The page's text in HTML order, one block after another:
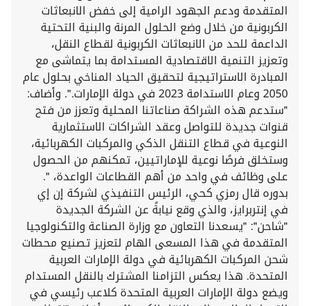
المتقدمة ودعم الجهود الرامية إلى خفض الانبعاثات
الكربونية من خلال وضع الحلول المرنة والبنية التحتية
الداعمة للحد من الانبعاثات الكربونية لقطاع النقل،
وتعزيز التنمية الاقتصادية المستدامة بما يتماشى مع
المبادرة الاستراتيجية لتحقيق الحياد المناخي بحلول عام
2050 وعام الاستدامة 2023 في دولة الإمارات.". وأضاف:
"ستدعم هذه الشراكة صناعاتنا المحلية وتعزز من فتح
قنوات جديدة للتواصل وعقد الشراكات الاستثمارية
النوعية في قطاع التنقل الذكي والمركبات الكهربائية،
وستخلق فرصًا نوعية للإماراتيين، تمكنهم من الحصول
على وظائف في واحد من أهم القطاعات الواعدة، ".
بدوره قال رمزي كحي، الرئيس التنفيذي لشركة إن إي
في إنتربرايز، والذي وقع نيابةً عن الشركة الجديدة
"شاحن": "يسعدنا التعاون مع وزارة الصناعة والتكنولوجيا
المتقدمة في هذا المسعى الهام لتعزيز تصنيع محطات
شحن المركبات الكهربائية في دولة الإمارات العربية
المتحدة. هذا يعكس التزامنا المشترك بالنقل المستدام
ويضع دولة الإمارات العربية المتحدة كلاعب رئيسي في